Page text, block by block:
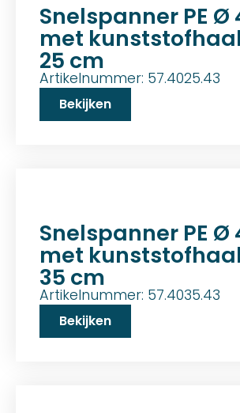
Snelspanner PE Ø
met
25 cm
Artikelnummer: 57.4025.43
Bekijken
Snelspanner PE Ø
met
35 cm
Artikelnummer: 57.4035.43
Bekijken